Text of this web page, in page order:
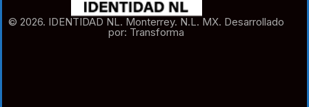
© 2026. IDENTIDAD NL. Monterrey. N.L. MX. Desarrollado
por: Transforma